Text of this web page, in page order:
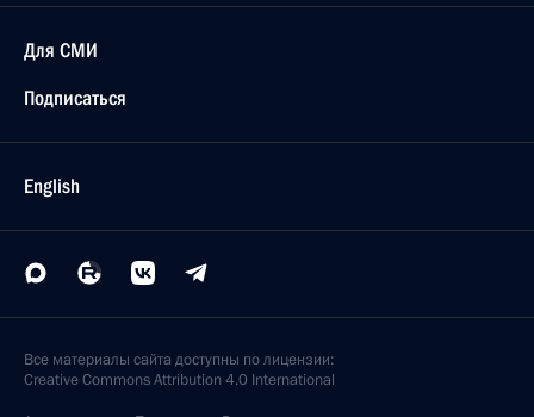
Для СМИ
Подписаться
English
Все материалы сайта доступны по лицензии:
Creative Commons Attribution 4.0 International